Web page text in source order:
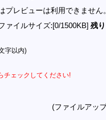
プレビューは利用できません
ァイルサイズ:[0/1500KB] 残
字以内)
チェックしてください!
(ファイルアッ